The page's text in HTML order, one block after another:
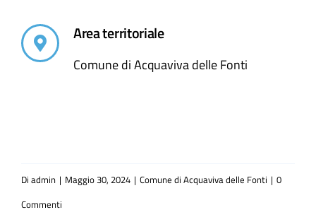
Area territoriale
Comune di Acquaviva delle Fonti
Di admin | Maggio 30, 2024 | Comune di Acquaviva delle Fonti | 0
Commenti